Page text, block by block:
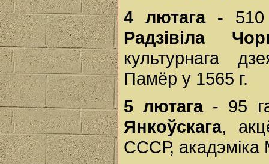
4 лютага -
Радзівіла
культурнага
Памёр у 1565 г.
5 лютага- 95
Янкоўскага,
СССР, акадэмiка